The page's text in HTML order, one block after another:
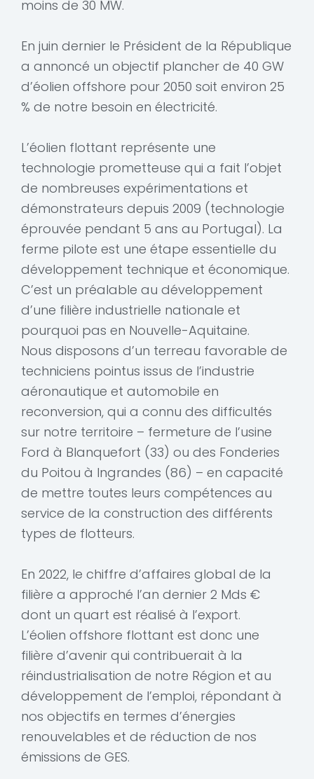
moins de 30 MW.
En juin dernier le Président de la République
a annoncé un objectif plancher de 40 GW
d’éolien offshore pour 2050 soit environ 25
% de notre besoin en électricité.
L’éolien flottant représente une
technologie prometteuse qui a fait l’objet
de nombreuses expérimentations et
démonstrateurs depuis 2009 (technologie
éprouvée pendant 5 ans au Portugal). La
ferme pilote est une étape essentielle du
développement technique et économique.
C’est un préalable au développement
d’une filière industrielle nationale et
pourquoi pas en Nouvelle-Aquitaine.
Nous disposons d’un terreau favorable de
techniciens pointus issus de l’industrie
aéronautique et automobile en
reconversion, qui a connu des difficultés
sur notre territoire – fermeture de l’usine
Ford à Blanquefort (33) ou des Fonderies
du Poitou à Ingrandes (86) – en capacité
de mettre toutes leurs compétences au
service de la construction des différents
types de flotteurs.
En 2022, le chiffre d’affaires global de la
filière a approché l’an dernier 2 Mds €
dont un quart est réalisé à l’export.
L’éolien offshore flottant est donc une
filière d’avenir qui contribuerait à la
réindustrialisation de notre Région et au
développement de l’emploi, répondant à
nos objectifs en termes d’énergies
renouvelables et de réduction de nos
émissions de GES.